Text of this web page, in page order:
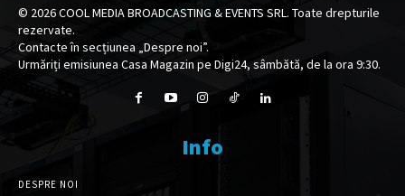
© 2026COOL MEDIA BROADCASTING & EVENTS SRL. Toate drepturile
rezervate.
Contacte în secțiunea „Despre noi”.
Urmăriți emisiunea Casa Magazin pe Digi24, sâmbătă, de la ora 9:30.
Info
DESPRE NOI